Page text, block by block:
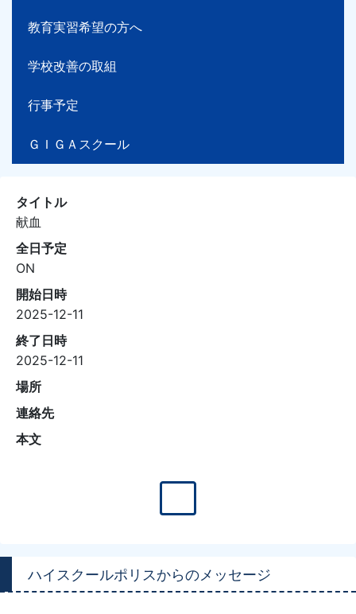
教育実習希望の方へ
学校改善の取組
行事予定
ＧＩＧＡスクール
タイトル
献血
全日予定
ON
開始日時
2025-12-11
終了日時
2025-12-11
場所
連絡先
本文
ハイスクールポリスからのメッセージ